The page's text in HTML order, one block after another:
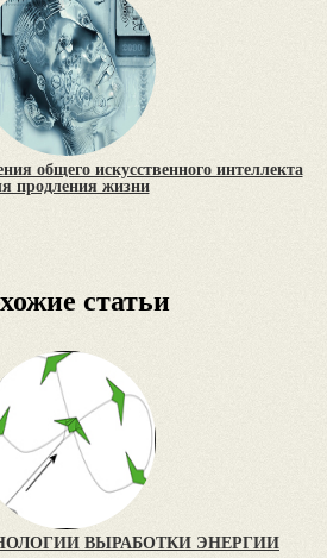
общего искусственного интеллекта
продления жизни
статьи
ВЫРАБОТКИ ЭНЕРГИИ